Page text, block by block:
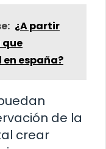
¿A partir
que
españa?
de la
crear